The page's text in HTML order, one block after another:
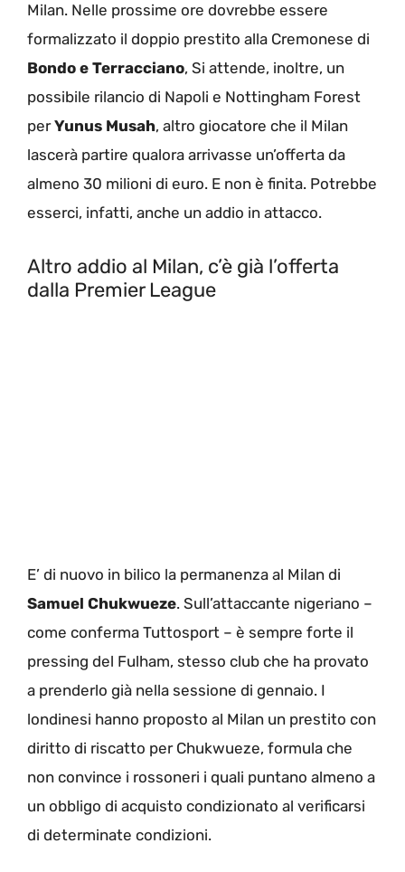
Milan. Nelle prossime ore dovrebbe essere
formalizzato il doppio prestito alla Cremonese di
Bondo e Terracciano, Si attende, inoltre, un
possibile rilancio di Napoli e Nottingham Forest
perYunus Musah, altro giocatore che il Milan
lascerà partire qualora arrivasse un’offerta da
almeno 30 milioni di euro. E non è finita. Potrebbe
esserci, infatti, anche un addio in attacco.
Altro addio al Milan, c’è già l’offerta
dalla Premier League
E’ di nuovo in bilico la permanenza al Milan di
Samuel Chukwueze. Sull’attaccante nigeriano –
come conferma Tuttosport – è sempre forte il
pressing del Fulham, stesso club che ha provato
a prenderlo già nella sessione di gennaio. I
londinesi hanno proposto al Milan un prestito con
diritto di riscatto per Chukwueze, formula che
non convince i rossoneri i quali puntano almeno a
un obbligo di acquisto condizionato al verificarsi
di determinate condizioni.